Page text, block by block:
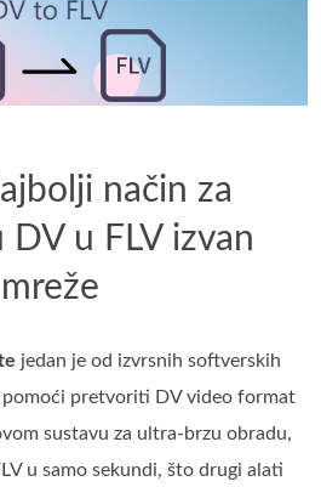
način za
u FLV izvan
mreže
jedan je od izvrsnih softverskih
pomoći pretvoriti DV video format
sustavu za ultra-brzu obradu,
u samo sekundi, što drugi alati